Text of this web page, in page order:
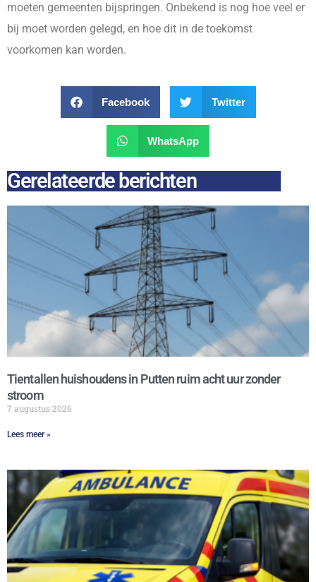
moeten gemeenten bijspringen. Onbekend is nog hoe veel er
bij moet worden gelegd, en hoe dit in de toekomst
voorkomen kan worden.
Facebook Twitter
WhatsApp
Gerelateerde berichten
Tientallen huishoudens in Putten ruim acht uur zonder
stroom
7 augustus 2026
Lees meer »